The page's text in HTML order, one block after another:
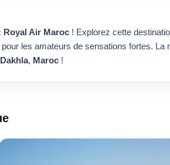
Royal Air Maroc ! Explorez cette
les amateurs de sensations fortes.
Dakhla, Maroc !